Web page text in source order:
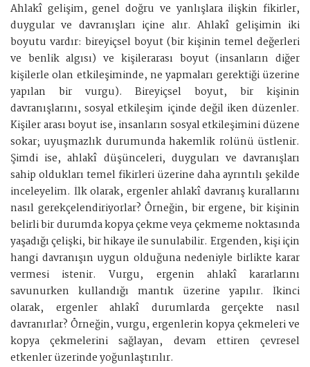
Ahlakî gelişim, genel doğru ve yanlışlara ilişkin fikirler,
duygular ve davranışları içine alır. Ahlakî gelişimin iki
boyutu vardır: bireyiçsel boyut (bir kişinin temel değerleri
ve benlik algısı) ve kişilerarası boyut (insanların diğer
kişilerle olan etkileşiminde, ne yapmaları gerektiği üzerine
yapılan bir vurgu). Bireyiçsel boyut, bir kişinin
davranışlarını, sosyal etkileşim içinde değil iken düzenler.
Kişiler arası boyut ise, insanların sosyal etkileşimini düzene
sokar; uyuşmazlık durumunda hakemlik rolünü üstlenir.
Şimdi ise, ahlakî düşünceleri, duyguları ve davranışları
sahip oldukları temel fikirleri üzerine daha ayrıntılı şekilde
inceleyelim. İlk olarak, ergenler ahlakî davranış kurallarını
nasıl gerekçelendiriyorlar? Örneğin, bir ergene, bir kişinin
belirli bir durumda kopya çekme veya çekmeme noktasında
yaşadığı çelişki, bir hikaye ile sunulabilir. Ergenden, kişi için
hangi davranışın uygun olduğuna nedeniyle birlikte karar
vermesi istenir. Vurgu, ergenin ahlakî kararlarını
savunurken kullandığı mantık üzerine yapılır. İkinci
olarak, ergenler ahlakî durumlarda gerçekte nasıl
davranırlar? Örneğin, vurgu, ergenlerin kopya çekmeleri ve
kopya çekmelerini sağlayan, devam ettiren çevresel
etkenler üzerinde yoğunlaştırılır.